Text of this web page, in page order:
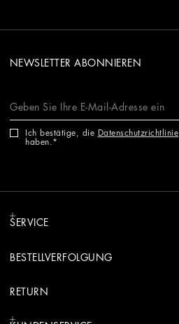
NEWSLETTER ABONNIEREN
Ich bestätige, die Datenschutzrichtlinie
haben.
SERVICE
BESTELLVERFOLGUNG
RETURN